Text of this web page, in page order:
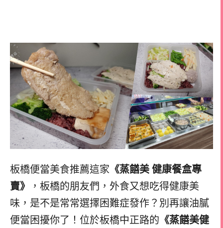
板橋便當美食推薦這家 《蒸饍美 ️健康餐盒專
賣》
，板橋的朋友們，外食又想吃得健康美
味，是不是常常選擇困難症發作？別再讓油膩
便當困擾你了！位於板橋中正路的 《蒸饍美健